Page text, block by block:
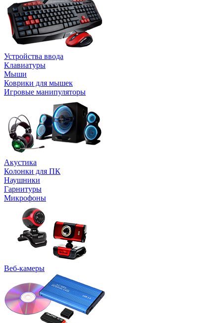
Устройства ввода
Клавиатуры
Мыши
Коврики для мышек
Игровые манипуляторы
Акустика
Колонки для ПК
Наушники
Гарнитуры
Микрофоны
Веб-камеры